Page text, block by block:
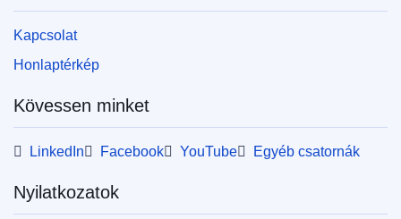
Kapcsolat
Honlaptérkép
Kövessen minket
LinkedIn Facebook YouTube Egyéb csatornák
Nyilatkozatok